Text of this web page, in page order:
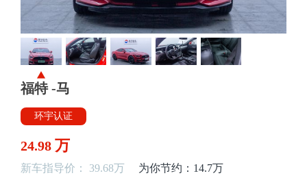
福特 -马
环宇认证
24.98 万
新车指导价： 39.68万 为你节约：14.7万